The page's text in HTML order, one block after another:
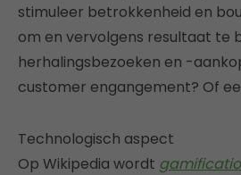
stimuleer betrokkenheid en
om en vervolgens resultaat te
herhalingsbezoeken en -
customer engangement? Of
Technologisch aspect
Op Wikipedia wordt